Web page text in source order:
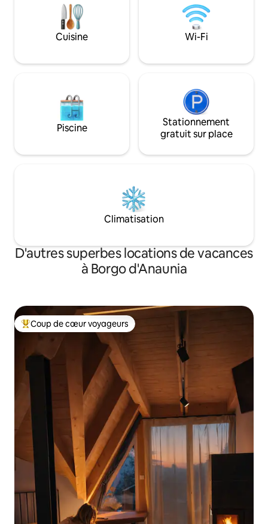
vous. La climatisation, l'ambiance
chaleureuse et le quartier calme vous
garantissent un véritable repos – tout ici
est conçu pour que vous vous sentiez
pour une voiture
place pour les
places de
bienvenus. CIN :
Cuisine Wi-Fi
Piscine
Stationnement
gratuit sur place
Climatisation
D'autres superbes locations de vacances
à Borgo d'Anaunia
Coup de cœur voyageurs parmi les plus aimés
Coup de cœur voyageurs